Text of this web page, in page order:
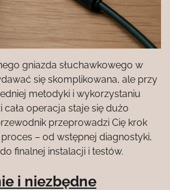
gniazda słuchawkowego w
się skomplikowana, ale przy
metodyki i wykorzystaniu
cała operacja staje się dużo
przeprowadzi Cię krok
– od wstępnej diagnostyki,
finalnej instalacji i testów.
i niezbędne